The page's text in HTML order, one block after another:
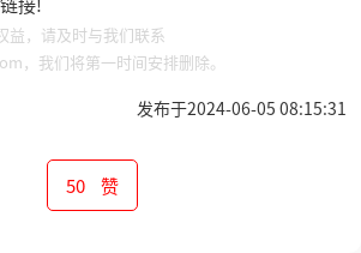
益，请及时与我们联系
，我们将第一时间安排删除。
发布于2024-06-05 08:15:31
50 赞